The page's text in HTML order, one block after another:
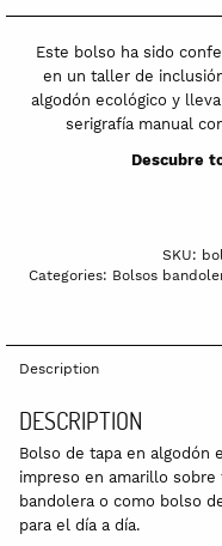
Este bolso ha sido
en un taller de
algodón ecológico y
serigrafía manual
Descubre
SKU:
Categories: Bolsos
Description
DESCRIPTION
Bolso de tapa en algodón
impreso en amarillo
bandolera o como bolso
para el día a día.